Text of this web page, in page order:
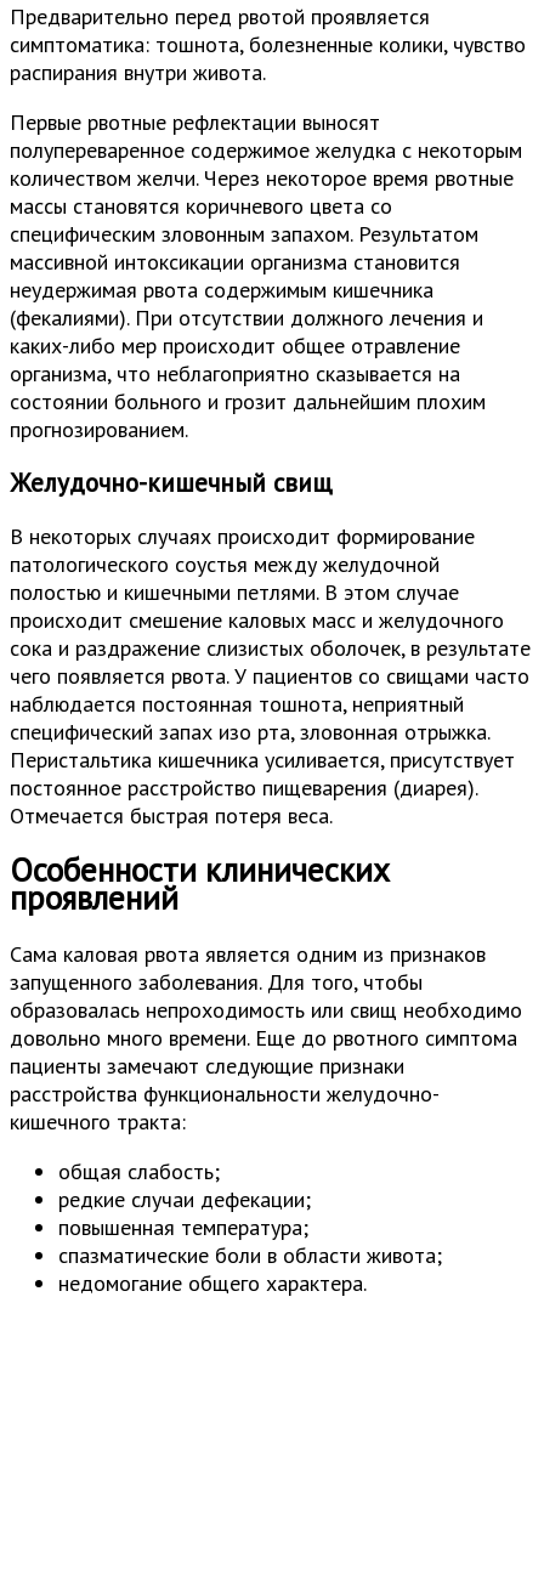
Предварительно перед рвотой проявляется
симптоматика: тошнота, болезненные колики, чувство
распирания внутри живота.
Первые рвотные рефлектации выносят
полупереваренное содержимое желудка с некоторым
количеством желчи. Через некоторое время рвотные
массы становятся коричневого цвета со
специфическим зловонным запахом. Результатом
массивной интоксикации организма становится
неудержимая рвота содержимым кишечника
(фекалиями). При отсутствии должного лечения и
каких-либо мер происходит общее отравление
организма, что неблагоприятно сказывается на
состоянии больного и грозит дальнейшим плохим
прогнозированием.
Желудочно-кишечный свищ
В некоторых случаях происходит формирование
патологического соустья между желудочной
полостью и кишечными петлями. В этом случае
происходит смешение каловых масс и желудочного
сока и раздражение слизистых оболочек, в результате
чего появляется рвота. У пациентов со свищами часто
наблюдается постоянная тошнота, неприятный
специфический запах изо рта, зловонная отрыжка.
Перистальтика кишечника усиливается, присутствует
постоянное расстройство пищеварения (диарея).
Отмечается быстрая потеря веса.
Особенности клинических
проявлений
Сама каловая рвота является одним из признаков
запущенного заболевания. Для того, чтобы
образовалась непроходимость или свищ необходимо
довольно много времени. Еще до рвотного симптома
пациенты замечают следующие признаки
расстройства функциональности желудочно-
кишечного тракта:
общая слабость;
редкие случаи дефекации;
повышенная температура;
спазматические боли в области живота;
недомогание общего характера.